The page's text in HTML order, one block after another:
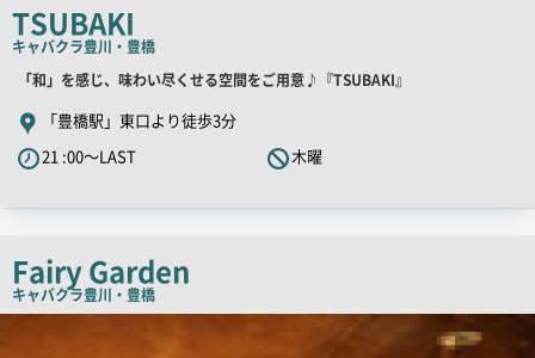
ー
TSUBAKI
キャバクラ豊川・豊橋
店
舗
PR
キ
コ
ピ
「和」を感じ、味わい尽くせる空間をご用意♪『TSUBAKI』
「豊橋駅」東口より徒歩3分
21 :00～LAST
木曜
Fairy Garden
キャバクラ豊川・豊橋